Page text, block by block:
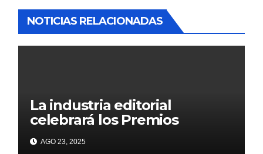
NOTICIAS RELACIONADAS
La industria editorial
celebrará los Premios
CANIEM 2025 el 12 de
noviembre
AGO 23, 2025